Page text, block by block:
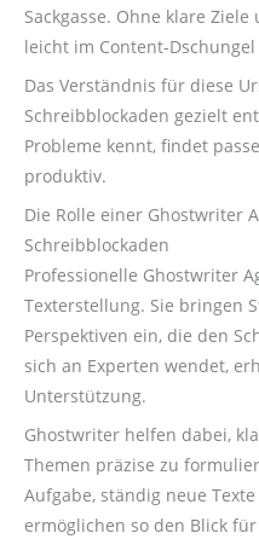
Sackgasse. Ohne klare
leicht im Content-
Das Verständnis für diese
Schreibblockaden gezielt
Probleme kennt, findet
produktiv.
Die Rolle einer Ghostwriter
Schreibblockaden
Professionelle Ghostwriter
Texterstellung. Sie bringen
Perspektiven ein, die den
sich an Experten wendet,
Unterstützung.
Ghostwriter helfen dabei,
Themen präzise zu
Aufgabe, ständig neue
ermöglichen so den Blick